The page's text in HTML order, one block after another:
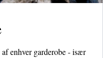
enhver garderobe - især